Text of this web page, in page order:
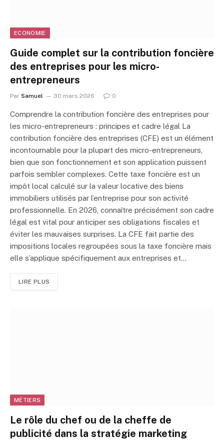
ECONOMIE
Guide complet sur la contribution foncière
des entreprises pour les micro-
entrepreneurs
Par Samuel 30 mars 2026 0
Comprendre la contribution foncière des entreprises pour
les micro-entrepreneurs : principes et cadre légal La
contribution foncière des entreprises (CFE) est un élément
incontournable pour la plupart des micro-entrepreneurs,
bien que son fonctionnement et son application puissent
parfois sembler complexes. Cette taxe foncière est un
impôt local calculé sur la valeur locative des biens
immobiliers utilisés par l’entreprise pour son activité
professionnelle. En 2026, connaître précisément son cadre
légal est vital pour anticiper ses obligations fiscales et
éviter les mauvaises surprises. La CFE fait partie des
impositions locales regroupées sous la taxe foncière mais
elle s’applique spécifiquement aux entreprises et…
LIRE PLUS
MÉTIERS
Le rôle du chef ou de la cheffe de
publicité dans la stratégie marketing